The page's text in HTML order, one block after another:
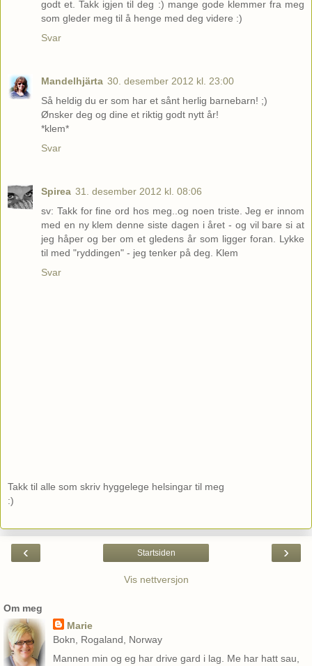
godt et. Takk igjen til deg :) mange gode klemmer fra meg
som gleder meg til å henge med deg videre :)
Svar
Mandelhjärta 30. desember 2012 kl. 23:00
Så heldig du er som har et sånt herlig barnebarn! ;)
Ønsker deg og dine et riktig godt nytt år!
*klem*
Svar
Spirea 31. desember 2012 kl. 08:06
sv: Takk for fine ord hos meg..og noen triste. Jeg er innom
med en ny klem denne siste dagen i året - og vil bare si at
jeg håper og ber om et gledens år som ligger foran. Lykke
til med "ryddingen" - jeg tenker på deg. Klem
Svar
Takk til alle som skriv hyggelege helsingar til meg
:)
‹ ›
Startsiden
Vis nettversjon
Om meg
Marie
Bokn, Rogaland, Norway
Mannen min og eg har drive gard i lag. Me har hatt sau,